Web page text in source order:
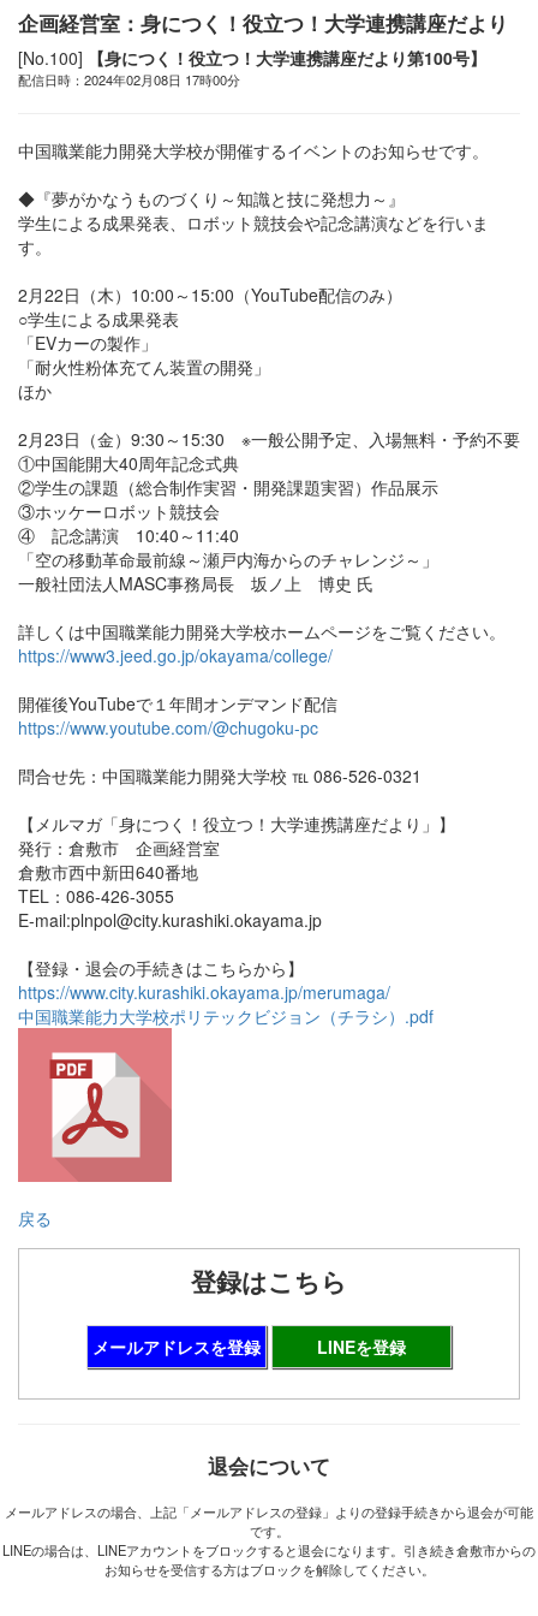
企画経営室：身につく！役立つ！大学連携講座だより
[No.100] 【身につく！役立つ！大学連携講座だより第100号】
配信日時：2024年02月08日 17時00分
中国職業能力開発大学校が開催するイベントのお知らせです。
◆『夢がかなうものづくり～知識と技に発想力～』
学生による成果発表、ロボット競技会や記念講演などを行いま
す。
2月22日（木）10:00～15:00（YouTube配信のみ）
○学生による成果発表
「EVカーの製作」
「耐火性粉体充てん装置の開発」
ほか
2月23日（金）9:30～15:30 ※一般公開予定、入場無料・予約不要
①中国能開大40周年記念式典
②学生の課題（総合制作実習・開発課題実習）作品展示
③ホッケーロボット競技会
④ 記念講演 10:40～11:40
「空の移動革命最前線～瀬戸内海からのチャレンジ～」
一般社団法人MASC事務局長 坂ノ上 博史 氏
詳しくは中国職業能力開発大学校ホームページをご覧ください。
https://www3.jeed.go.jp/okayama/college/
開催後YouTubeで１年間オンデマンド配信
https://www.youtube.com/@chugoku-pc
問合せ先：中国職業能力開発大学校 ℡ 086-526-0321
【メルマガ「身につく！役立つ！大学連携講座だより」】
発行：倉敷市 企画経営室
倉敷市西中新田640番地
TEL：086-426-3055
E-mail:plnpol@city.kurashiki.okayama.jp
【登録・退会の手続きはこちらから】
https://www.city.kurashiki.okayama.jp/merumaga/
中国職業能力大学校ポリテックビジョン（チラシ）.pdf
戻る
登録はこちら
メールアドレスを登録 LINEを登録
退会について
メールアドレスの場合、上記「メールアドレスの登録」よりの登録手続きから退会が可能
です。
LINEの場合は、LINEアカウントをブロックすると退会になります。引き続き倉敷市からの
お知らせを受信する方はブロックを解除してください。